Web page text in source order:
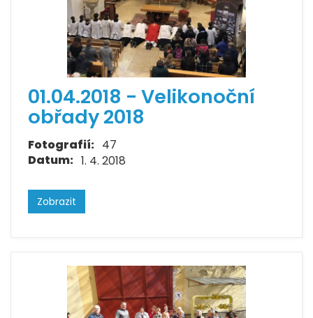
01.04.2018 - Velikonoční
obřady 2018
Fotografií: 47
Datum: 1. 4. 2018
Zobrazit